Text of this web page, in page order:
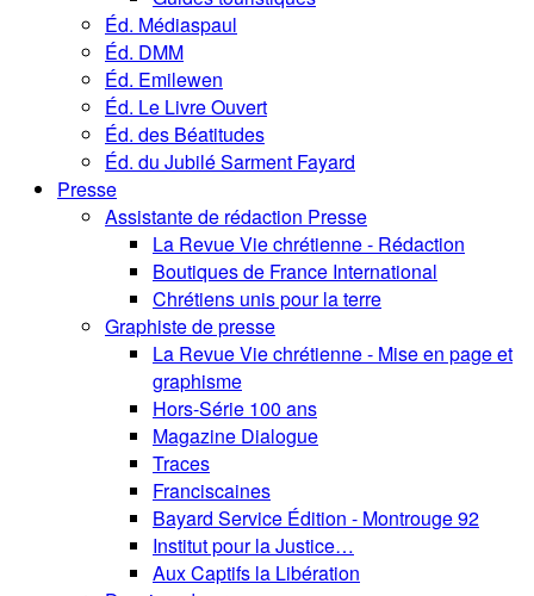
Éd. Médiaspaul
Éd. DMM
Éd. Emilewen
Éd. Le Livre Ouvert
Éd. des Béatitudes
Éd. du Jubilé Sarment Fayard
Presse
Assistante de rédaction Presse
La Revue Vie chrétienne - Rédaction
Boutiques de France International
Chrétiens unis pour la terre
Graphiste de presse
La Revue Vie chrétienne - Mise en page et
graphisme
Hors-Série 100 ans
Magazine Dialogue
Traces
Franciscaines
Bayard Service Édition - Montrouge 92
Institut pour la Justice…
Aux Captifs la Libération